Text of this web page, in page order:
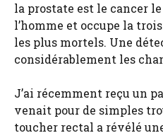
la prostate est le cancer
l’homme et occupe la
les plus mortels. Une
considérablement les
J’ai récemment reçu un
venait pour de simples
toucher rectal a révélé